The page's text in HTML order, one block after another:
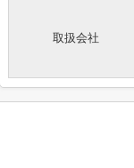
取扱会社